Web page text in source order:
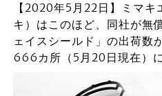
【2020年5月22日】ミマ
キ）はこのほど、同社が無
ェイスシールド」の出荷数
666カ所（5月20日現在）